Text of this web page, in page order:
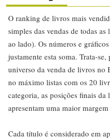
O ranking de livros mais
simples das vendas de todas
ao lado). Os números e
justamente esta soma. Trata-
universo da venda de livros no
no máximo listas com os 20
categoria, as posições finais da
apresentam uma maior
Cada título é considerado em